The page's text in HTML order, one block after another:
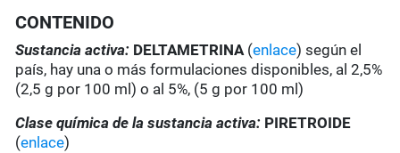
CONTENIDO
Sustancia activa: DELTAMETRINA(enlace) según el
país, hay una o más formulaciones disponibles, al 2,5%
(2,5 g por 100 ml) o al 5%, (5 g por 100 ml)
Clase química de la sustancia activa: PIRETROIDE
(enlace)